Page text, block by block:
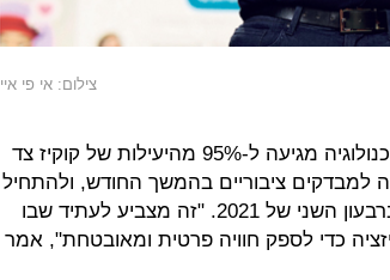
צילום: אי פי איי
סימולציות שביצעה החברה העלו שהטכנולוגיה מגיעה ל-95% מהיעילות של קוקיז צד
למבדקים ציבוריים בהמשך החודש, ולהתחיל
לשלב אותה בצורה ניסיונית במוצריה ברבעון השני של 2021. "זה מצביע לעתיד שבו
כדי לספק חוויה פרטית ומאובטחת", אמר